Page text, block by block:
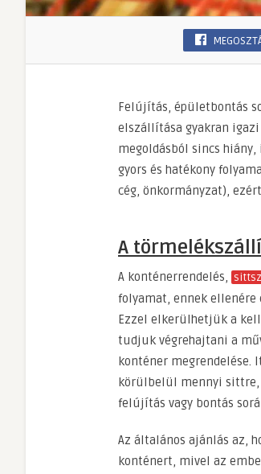
Felújítás, épületbontás
elszállítása gyakran
megoldásból sincs
gyors és hatékony
cég, önkormányzat),
A
A konténerrendelés,
folyamat, ennek ellenére
Ezzel elkerülhetjük a
tudjuk végrehajtani a
konténer megrendelése.
körülbelül mennyi sittre,
felújítás vagy bontás
Az általános ajánlás az,
konténert, mivel az